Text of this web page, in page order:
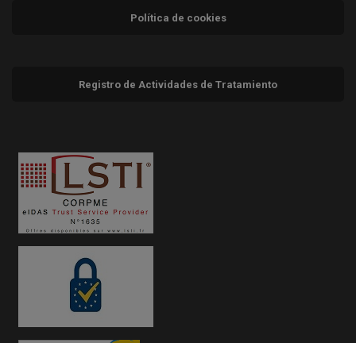
Política de cookies
Registro de Actividades de Tratamiento